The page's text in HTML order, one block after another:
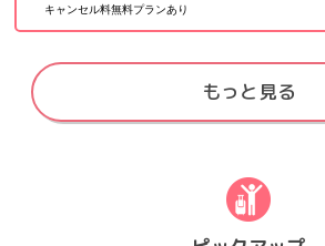
キャンセル料無料プランあり
もっと見る